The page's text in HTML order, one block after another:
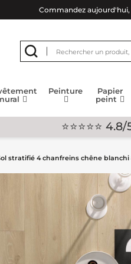
Commandez
Peinture
Papier
peint
⭐⭐⭐⭐⭐
stratifié 4 chanfreins chêne blanchi